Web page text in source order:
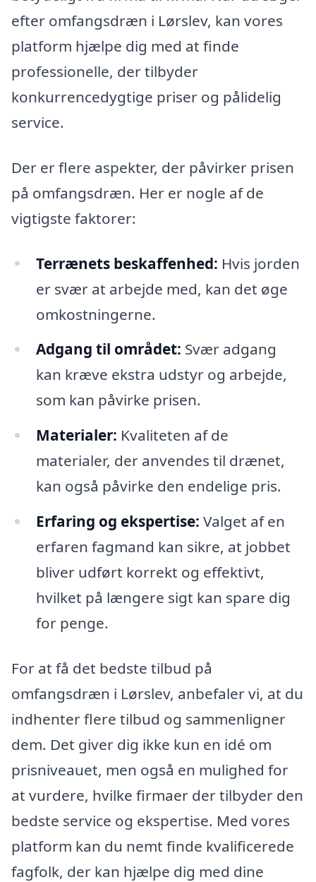
efter omfangsdræn i Lørslev, kan vores
platform hjælpe dig med at finde
professionelle, der tilbyder
konkurrencedygtige priser og pålidelig
service.
Der er flere aspekter, der påvirker prisen
på omfangsdræn. Her er nogle af de
vigtigste faktorer:
Terrænets beskaffenhed: Hvis jorden
er svær at arbejde med, kan det øge
omkostningerne.
Adgang til området: Svær adgang
kan kræve ekstra udstyr og arbejde,
som kan påvirke prisen.
Materialer: Kvaliteten af de
materialer, der anvendes til drænet,
kan også påvirke den endelige pris.
Erfaring og ekspertise: Valget af en
erfaren fagmand kan sikre, at jobbet
bliver udført korrekt og effektivt,
hvilket på længere sigt kan spare dig
for penge.
For at få det bedste tilbud på
omfangsdræn i Lørslev, anbefaler vi, at du
indhenter flere tilbud og sammenligner
dem. Det giver dig ikke kun en idé om
prisniveauet, men også en mulighed for
at vurdere, hvilke firmaer der tilbyder den
bedste service og ekspertise. Med vores
platform kan du nemt finde kvalificerede
fagfolk, der kan hjælpe dig med dine